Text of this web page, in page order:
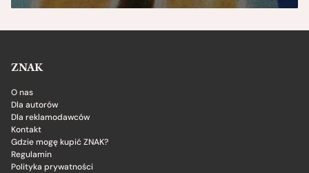
ZNAK
O nas
Dla autorów
Dla reklamodawców
Kontakt
Gdzie mogę kupić ZNAK?
Regulamin
Polityka prywatności